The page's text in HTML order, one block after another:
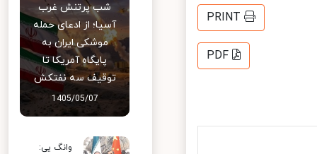
PRINT
PDF
شب پرتنش غرب
آسیا؛ از ادعای حمله
موشکی ایران به
پایگاه آمریکا تا
توقیف سه نفتکش
1405/05/07
وانگ یی: